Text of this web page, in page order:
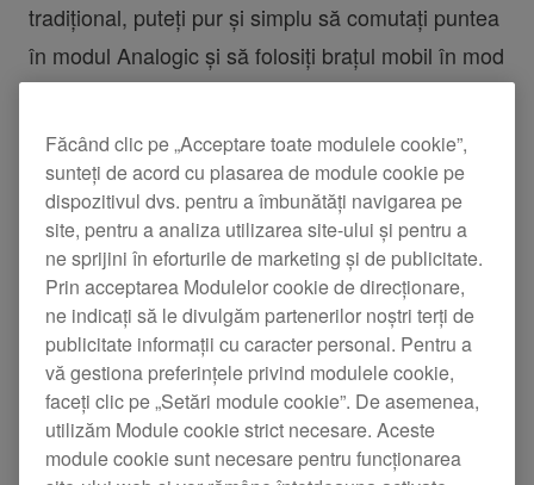
tradițional, puteți pur și simplu să comutați puntea
în modul Analogic și să folosiți brațul mobil în mod
Oricum vă place să se simtă deckurile,
modelulPLX-CRSS12 se adaptează pentru a se
potrivi stilului dumneavoastră. Prin ajustarea
selectorului de rotație de peMAGVEL CLAMP
inclusă, puteți schimba cât de „greu” sau de „ușor”
se simte discul. De asemenea, puteți ajusta
nivelul de cuplu al platanului în setările utilitarelor
și puteți alege dintre 3 viteze de oprire.
Făcând clic pe „Acceptare toate modulele cookie”,
sunteți de acord cu plasarea de module cookie pe
dispozitivul dvs. pentru a îmbunătăți navigarea pe
site, pentru a analiza utilizarea site-ului și pentru a
ne sprijini în eforturile de marketing și de publicitate.
Prin acceptarea Modulelor cookie de direcționare,
ne indicați să le divulgăm partenerilor noștri terți de
publicitate informații cu caracter personal. Pentru a
vă gestiona preferințele privind modulele cookie,
faceți clic pe „Setări module cookie”. De asemenea,
utilizăm Module cookie strict necesare. Aceste
module cookie sunt necesare pentru funcționarea